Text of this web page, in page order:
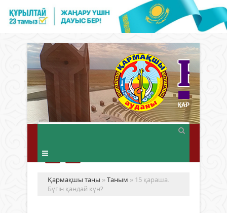
Қармақшы таңы »Таным » 15 қараша.
Бүгін қандай күн?